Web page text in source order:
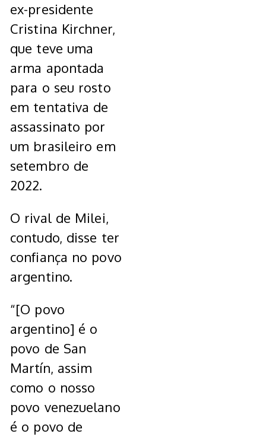
ex-presidente
Cristina Kirchner,
que teve uma
arma apontada
para o seu rosto
em tentativa de
assassinato por
um brasileiro em
setembro de
2022.
O rival de Milei,
contudo, disse ter
confiança no povo
argentino.
“[O povo
argentino] é o
povo de San
Martín, assim
como o nosso
povo venezuelano
é o povo de